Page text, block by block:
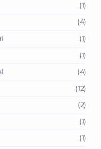
(1)
(4)
(1)
(1)
(4)
(12)
(2)
(1)
(1)